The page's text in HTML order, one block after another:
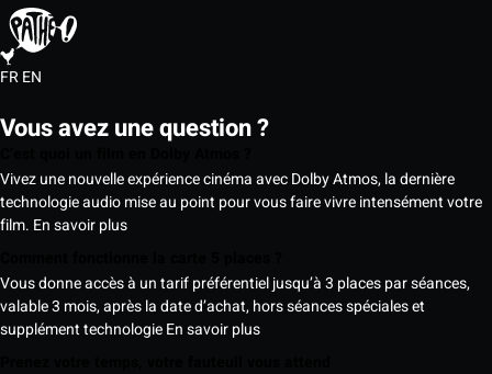
FREN
Vous avez une question ?
Vivez une nouvelle expérience cinéma avec Dolby Atmos, la dernière
technologie audio mise au point pour vous faire vivre intensément votre
film. En savoir plus
Vous donne accès à un tarif préférentiel jusqu’à 3 places par séances,
valable 3 mois, après la date d’achat, hors séances spéciales et
supplément technologieEn savoir plus